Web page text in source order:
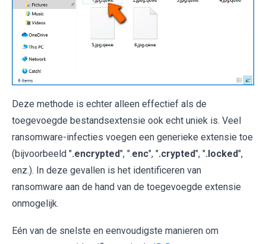
Deze methode is echter alleen effectief als de
toegevoegde bestandsextensie ook echt uniek is. Veel
ransomware-infecties voegen een generieke extensie toe
(bijvoorbeeld ".encrypted", ".enc", ".crypted", ".locked",
enz.). In deze gevallen is het identificeren van
ransomware aan de hand van de toegevoegde extensie
onmogelijk.
Eén van de snelste en eenvoudigste manieren om